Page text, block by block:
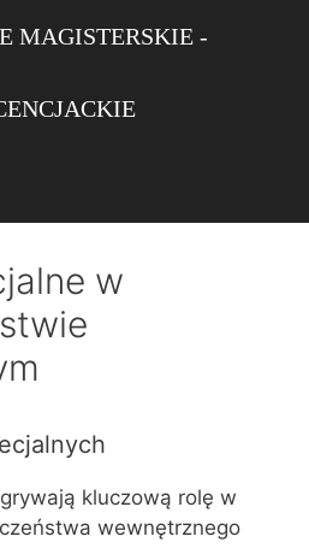
MAGISTERSKIE -
w
kluczową rolę w
wewnętrznego